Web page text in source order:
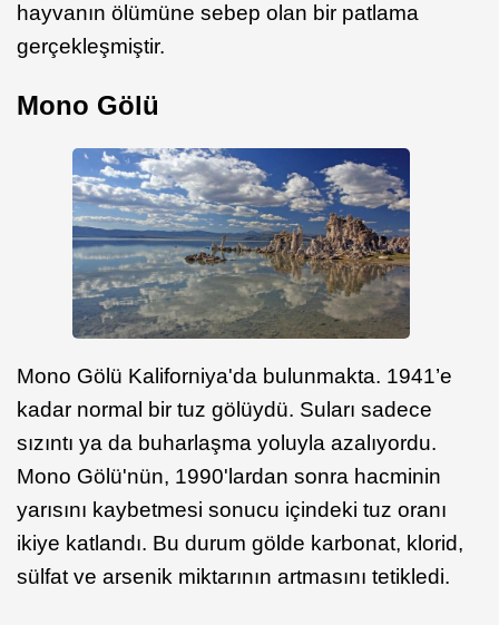
hayvanın ölümüne sebep olan bir patlama
gerçekleşmiştir.
Mono Gölü
Mono Gölü Kaliforniya'da bulunmakta. 1941’e
kadar normal bir tuz gölüydü. Suları sadece
sızıntı ya da buharlaşma yoluyla azalıyordu.
Mono Gölü'nün, 1990'lardan sonra hacminin
yarısını kaybetmesi sonucu içindeki tuz oranı
ikiye katlandı. Bu durum gölde karbonat, klorid,
sülfat ve arsenik miktarının artmasını tetikledi.